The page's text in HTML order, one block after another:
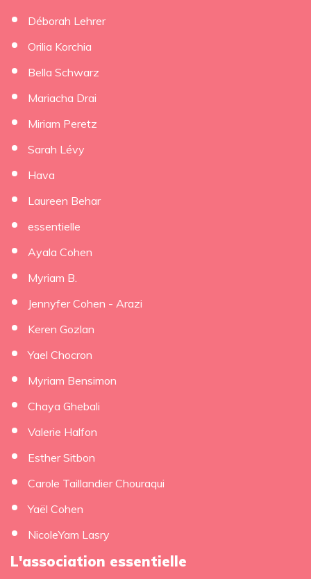
Déborah Lehrer
Orilia Korchia
Bella Schwarz
Mariacha Drai
Miriam Peretz
Sarah Lévy
Hava
Laureen Behar
essentielle
Ayala Cohen
Myriam B.
Jennyfer Cohen - Arazi
Keren Gozlan
Yael Chocron
Myriam Bensimon
Chaya Ghebali
Valerie Halfon
Esther Sitbon
Carole Taillandier Chouraqui
Yaël Cohen
NicoleYam Lasry
L'association essentielle